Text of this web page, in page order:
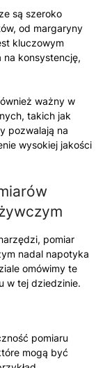
są szeroko
od margaryny
kluczowym
na konsystencję,
ważny w
takich jak
pozwalają na
wysokiej jakości
pomiar
nadal napotyka
omówimy te
w tej dziedzinie.
pomiaru
mogą być